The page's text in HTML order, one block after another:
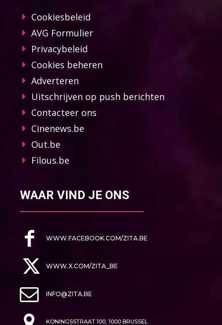
Cookiesbeleid
AVG Formulier
Privacybeleid
Cookies beheren
Adverteren
Uitschrijven op push berichten
Contacteer ons
Cinenews.be
Out.be
Filous.be
WAAR VIND JE ONS
WWW.FACEBOOK.COM/ZITA.BE
WWW.X.COM/ZITA_BE
INFO@ZITA.BE
KONINGSSTRAAT 100, 1000 BRUSSEL